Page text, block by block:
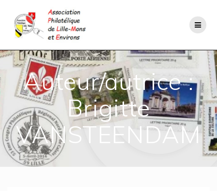
Auteur/autrice :
Brigitte
VANSTEENDAM